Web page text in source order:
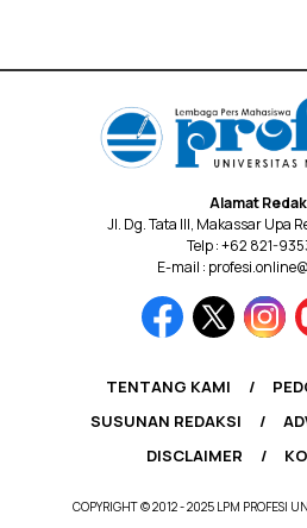
Alamat
Jl. Dg. Tata III, Makassar Upa
Telp : +62 821-
E-mail :
TENTANG KAMI
SUSUNAN REDAKSI
DISCLAIMER
COPYRIGHT © 2012 - 2025 LPM PROFESI